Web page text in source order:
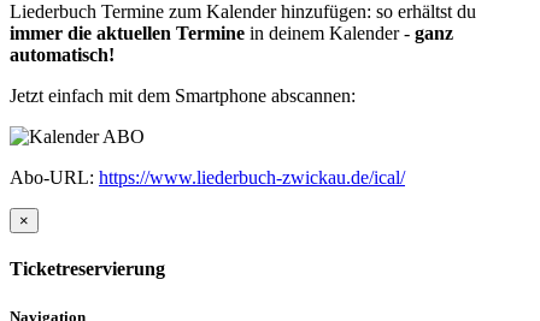
Liederbuch Termine zum Kalender hinzufügen: so erhältst du
immer die aktuellen Termine in deinem Kalender - ganz
automatisch!
Jetzt einfach mit dem Smartphone abscannen:
Abo-URL: https://www.liederbuch-zwickau.de/ical/
×
Ticketreservierung
Navigation